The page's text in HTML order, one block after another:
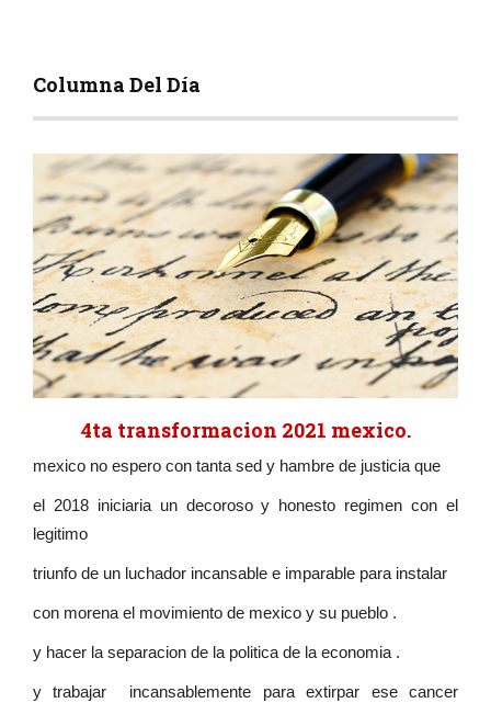
Columna Del Día
4ta transformacion 2021 mexico.
mexico no espero con tanta sed y hambre de justicia que
el 2018 iniciaria un decoroso y honesto regimen con el
legitimo
triunfo de un luchador incansable e imparable para instalar
con morena el movimiento de mexico y su pueblo .
y hacer la separacion de la politica de la economia .
y trabajar incansablemente para extirpar ese cancer